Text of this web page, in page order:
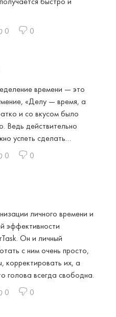
0 0
времени — это
«Делу — время, а
и со вкусом было
Ведь действительно
успеть сделать…
0 0
личного времени и
эффективности
Он и личный
с ним очень просто,
корректировать их, а
голова всегда свободна.
0 0